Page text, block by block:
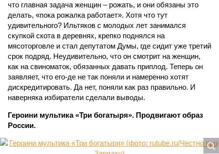
что главная задача женщин – рожать, и они обязаны это
делать, «пока рожалка работает». Хотя что тут
удивительного? Ильтяков с молодых лет занимался
скупкой скота в деревнях, крепко поднялся на
мясоторговле и стал депутатом Думы, где сидит уже третий
срок подряд. Неудивительно, что он смотрит на женщин,
как на свиноматок, обязанных давать приплод. Теперь он
заявляет, что его-де не так поняли и намеренно хотят
дискредитировать. Да нет, поняли как раз правильно. И
наверняка избиратели сделали выводы.
Героини мультика «Три богатыря». Продвигают образ
России.